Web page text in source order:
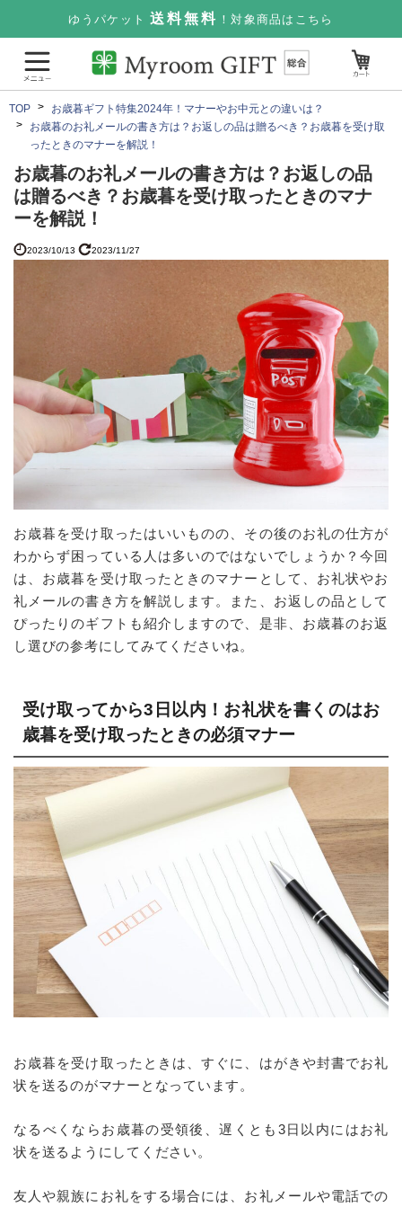
ゆうパケット 送料無料 ！対象商品はこちら
TOP
お歳暮ギフト特集2024年！マナーやお中元との違いは？
お歳暮のお礼メールの書き方は？お返しの品は贈るべき？お歳暮を受け取
ったときのマナーを解説！
お歳暮のお礼メールの書き方は？お返しの品
は贈るべき？お歳暮を受け取ったときのマナ
ーを解説！
2023/10/13 2023/11/27
お歳暮を受け取ったはいいものの、その後のお礼の仕方が
わからず困っている人は多いのではないでしょうか？今回
は、お歳暮を受け取ったときのマナーとして、お礼状やお
礼メールの書き方を解説します。また、お返しの品として
ぴったりのギフトも紹介しますので、是非、お歳暮のお返
し選びの参考にしてみてくださいね。
受け取ってから3日以内！お礼状を書くのはお
歳暮を受け取ったときの必須マナー
お歳暮を受け取ったときは、すぐに、はがきや封書でお礼
状を送るのがマナーとなっています。
なるべくならお歳暮の受領後、遅くとも3日以内にはお礼
状を送るようにしてください。
友人や親族にお礼をする場合には、お礼メールや電話での